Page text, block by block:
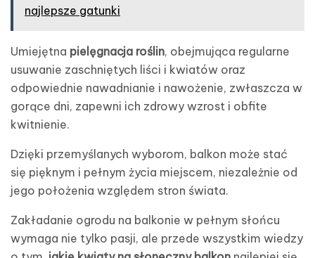
najlepsze gatunki
Umiejętna pielęgnacja roślin, obejmująca regularne
usuwanie zaschniętych liści i kwiatów oraz
odpowiednie nawadnianie i nawożenie, zwłaszcza w
gorące dni, zapewni ich zdrowy wzrost i obfite
kwitnienie.
Dzięki przemyślanych wyborom, balkon może stać
się pięknym i pełnym życia miejscem, niezależnie od
jego położenia względem stron świata.
Zakładanie ogrodu na balkonie w pełnym słońcu
wymaga nie tylko pasji, ale przede wszystkim wiedzy